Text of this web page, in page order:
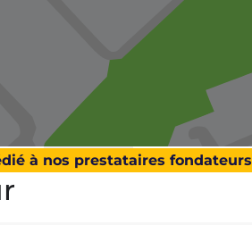
à nos prestataires fondateurs